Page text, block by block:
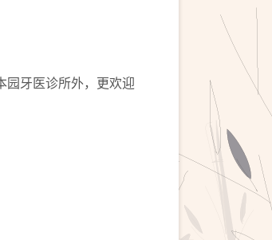
园牙医诊所外，更欢迎